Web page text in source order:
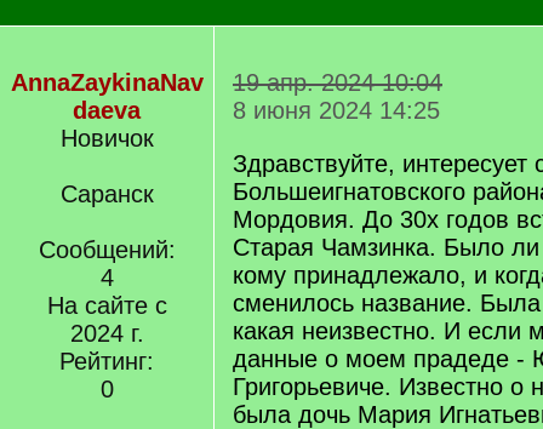
AnnaZaykinaNav
daeva
Новичок
Саранск
Сообщений:
4
На сайте с
2024 г.
Рейтинг:
0
19 апр. 2024 10:04
8 июня 2024 14:25
Здравствуйте,
Большеигнатовского
Мордовия. До 30х годов
Старая Чамзинка. Было
кому принадлежало, и
сменилось название.
какая неизвестно. И если
данные о моем прадеде -
Григорьевиче. Известно о
была дочь Мария